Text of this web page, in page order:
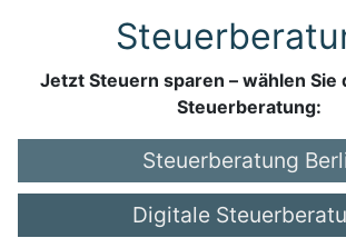
Jetzt Steuern sparen – wählen Sie
Steuerberatung:
Steuerberatung
Digitale